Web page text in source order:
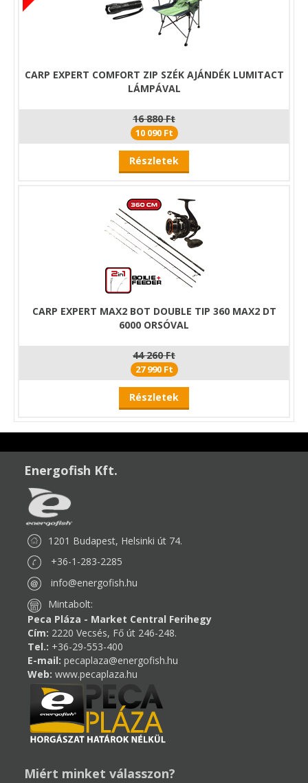
CARP EXPERT COMFORT ZIP SZÉK AJÁNDÉK LUMITACT
LÁMPÁVAL
16 880 Ft
10 090 Ft
Részletek
CARP EXPERT MAX2 BOT DOUBLE TIP 360 MAX2 DT
6000 ORSÓVAL
44 260 Ft
27 990 Ft
Részletek
Energofish Kft.
1201 Budapest, Helsinki út 74.
+36-1-283-2285
info@energofish.hu
Mintabolt:
Peca Pláza - Market Central Ferihegy
Cím: 2220 Vecsés, Fő út 246-248.
Tel.: +36-29-553-400
E-mail: pecaplaza@energofish.hu
Web: www.pecaplaza.hu
Miért minket válasszon?